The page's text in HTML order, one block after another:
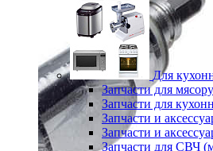
Для
Запчасти для
Запчасти для
Запчасти и
Запчасти и
Запчасти для СВЧ